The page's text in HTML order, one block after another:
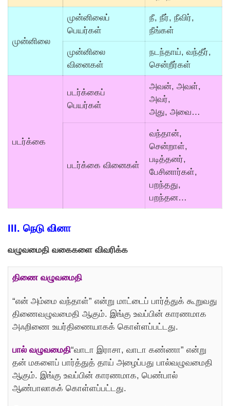
முன்னிலை
முன்னிலைப்
பெயர்கள்
நீ, நீர், நீவிர்,
நீங்கள்
முன்னிலை
வினைகள்
நடந்தாய், வந்தீர்,
சென்றீர்கள்
படர்க்கை
படர்க்கைப்
பெயர்கள்
அவன், அவள்,
அவர்,
அது, அவை…
படர்க்கை வினைகள்
வந்தான்,
சென்றாள்,
படித்தனர்,
பேசினார்கள்,
பறந்தது,
பறந்தன…
III. நெடு வினா
வழுவமைதி வகைகளை விவரிக்க
திணை வழுவமைதி
“என் அம்மை வந்தாள்” என்று மாட்டைப் பார்த்துக் கூறுவது
திணைவழுவமைதி ஆகும். இங்கு உவப்பின் காரணமாக
அஃறிணை உயர்திணையாகக் கொள்ளப்பட்டது.
பால் வழுவமைதி“வாடா இராசா, வாடா கண்ணா” என்று
தன் மகளைப் பார்த்துத் தாய் அழைப்பது பால்வழுவமைதி
ஆகும். இங்கு உவப்பின் காரணமாக, பெண்பால்
ஆண்பாலாகக் கொள்ளப்பட்டது.